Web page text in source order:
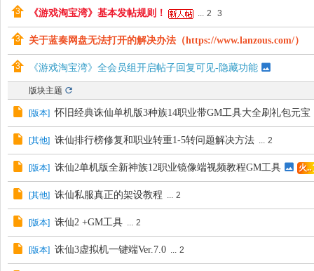
《游戏淘宝湾》基本发帖规则！ ... 2 3
关于蓝奏网盘无法打开的解决办法（https://www.lanzous.com/）
《游戏淘宝湾》全会员组开启帖子回复可见-隐藏功能
版块主题
[版本] 怀旧经典诛仙单机版3种族14职业带GM工具大全刷礼包元宝
[其他] 诛仙排行榜修复和职业转重1-5转问题解决方法 ... 2
[版本] 诛仙2单机版全新神族12职业镜像端视频教程GM工具 火..
[其他] 诛仙私服真正的架设教程 ... 2
[版本] 诛仙2 +GM工具 ... 2
[版本] 诛仙3虚拟机一键端Ver.7.0 ... 2